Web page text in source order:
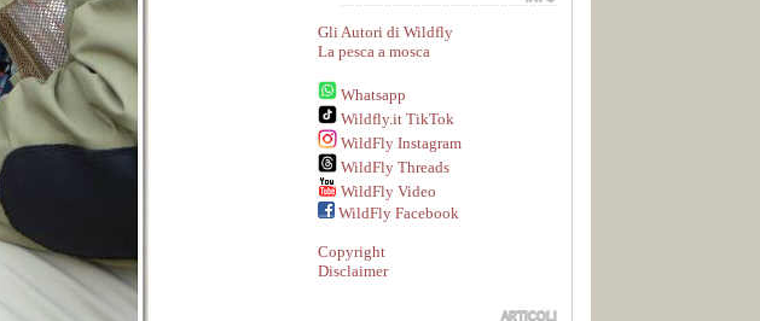
Gli Autori di Wildfly
La pesca a mosca
Whatsapp
Wildfly.it TikTok
WildFly Instagram
WildFly Threads
WildFly Video
WildFly Facebook
Copyright
Disclaimer